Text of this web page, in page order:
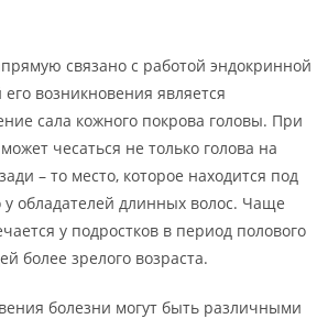
связано с работой эндокринной
возникновения является
сала кожного покрова головы. При
чесаться не только голова на
– то место, которое находится под
у обладателей длинных волос. Чаще
у подростков в период полового
более зрелого возраста.
болезни могут быть различными